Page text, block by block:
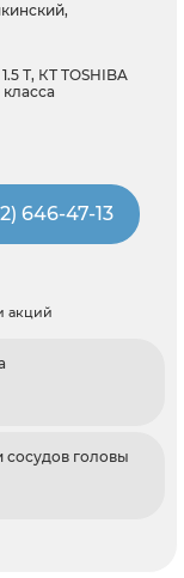
Т, КТ TOSHIBA
646-47-13
акций
головы